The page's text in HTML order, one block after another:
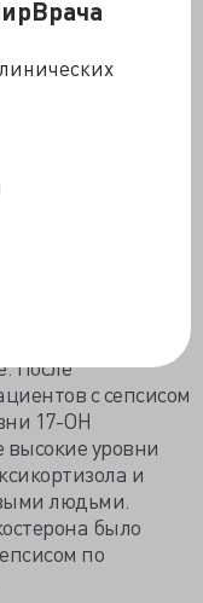
различий по
что 17-ОН-
исходном уровне;
результаты не
у пациентов с
и
сравнению со
После
с сепсисом
17-ОН
высокие уровни
и
людьми.
было
по